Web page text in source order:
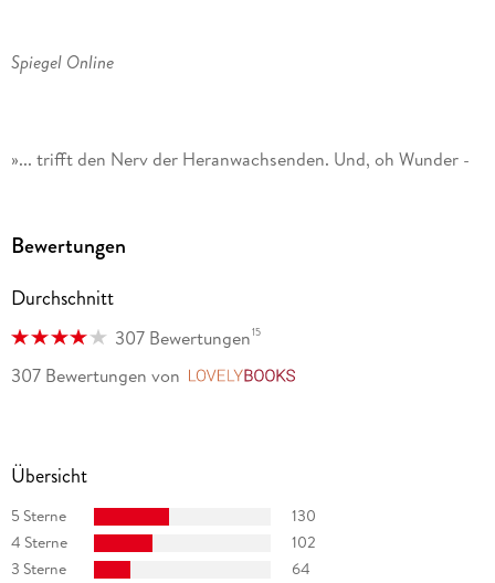
Spiegel Online
»... trifft den Nerv der Heranwachsenden. Und, oh Wunder -
Stern
Bewertungen
Durchschnitt
307 Bewertungen15
307 Bewertungen von
Übersicht
5 Sterne
130
4 Sterne
102
3 Sterne
64